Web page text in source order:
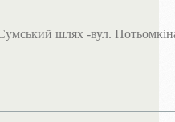
шлях -вул.